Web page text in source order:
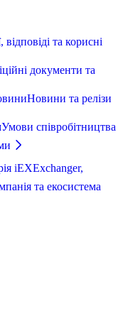
відповіді та корисні
документи та
Новини та релізи
Умови співробітництва
iEXExchanger,
та екосистема